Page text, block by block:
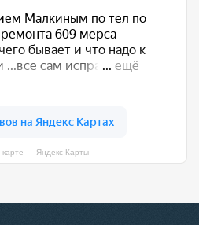
карте — Яндекс Карты